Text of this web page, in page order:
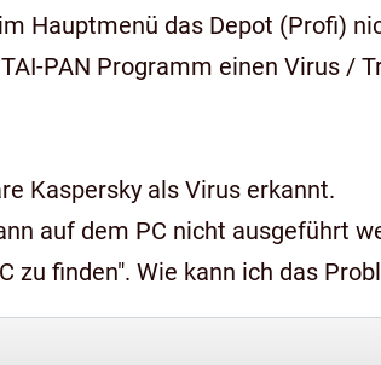
Hauptmenü das Depot (Profi)
PAN Programm einen Virus /
Kaspersky als Virus erkannt.
wenden Sie sich an den
zu finden". Wie kann ich das